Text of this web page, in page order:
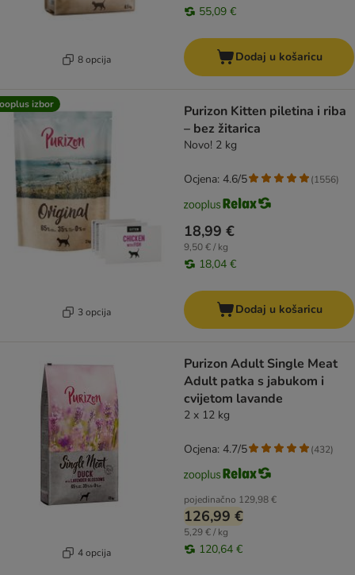
8 opcija
55,09 €
Dodaj u košaricu
izbor
3 opcija
Purizon Kitten piletina i riba
– bez žitarica
Novo! 2 kg
18,99 €
9,50 € / kg
18,04 €
Ocjena: 4.6/5 (1556)
Dodaj u košaricu
4 opcija
Purizon Adult Single Meat
Adult patka s jabukom i
cvijetom lavande
2 x 12 kg
pojedinačno 129,98 €
126,99 €
5,29 € / kg
120,64 €
Ocjena: 4.7/5 (432)